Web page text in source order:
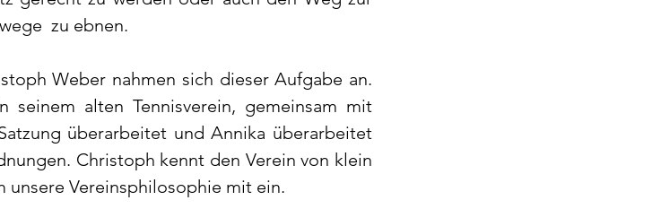
zu ebnen.
Weber nahmen sich dieser Aufgabe an.
alten Tennisverein, gemeinsam mit
überarbeitet und Annika überarbeitet
Christoph kennt den Verein von klein
unsere Vereinsphilosophie mit ein.